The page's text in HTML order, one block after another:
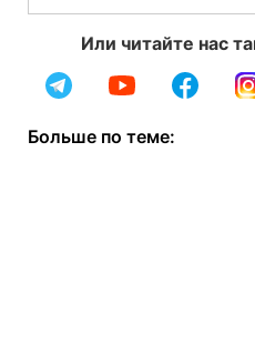
Или читайте нас
Больше по теме: